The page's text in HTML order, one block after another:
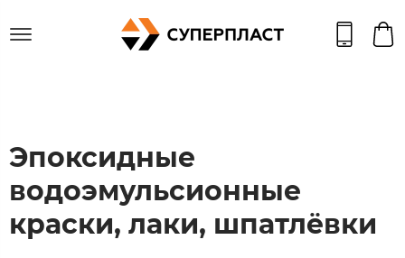
Эпоксидные
водоэмульсионные
краски, лаки, шпатлёвки